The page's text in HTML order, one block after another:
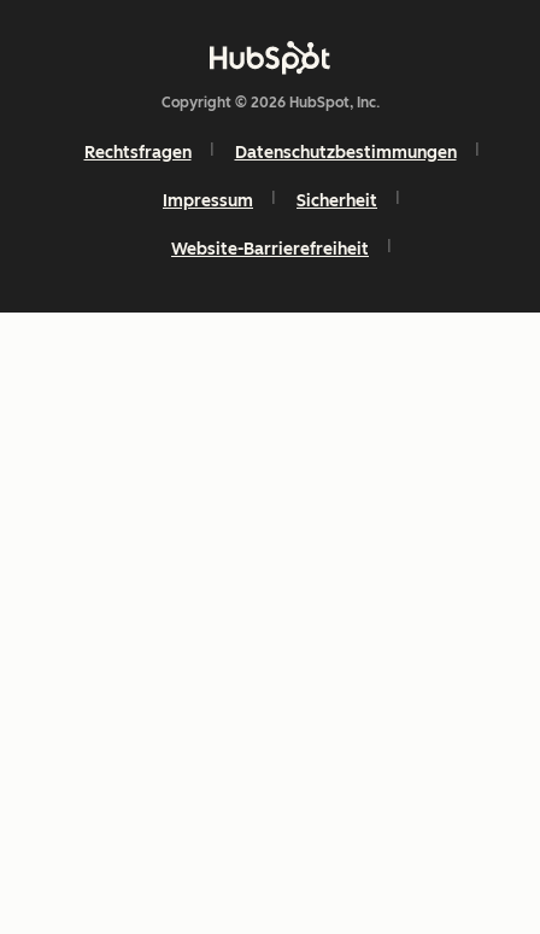
Copyright © 2026 HubSpot, Inc.
Rechtsfragen Datenschutzbestimmungen
Impressum Sicherheit
Website-Barrierefreiheit